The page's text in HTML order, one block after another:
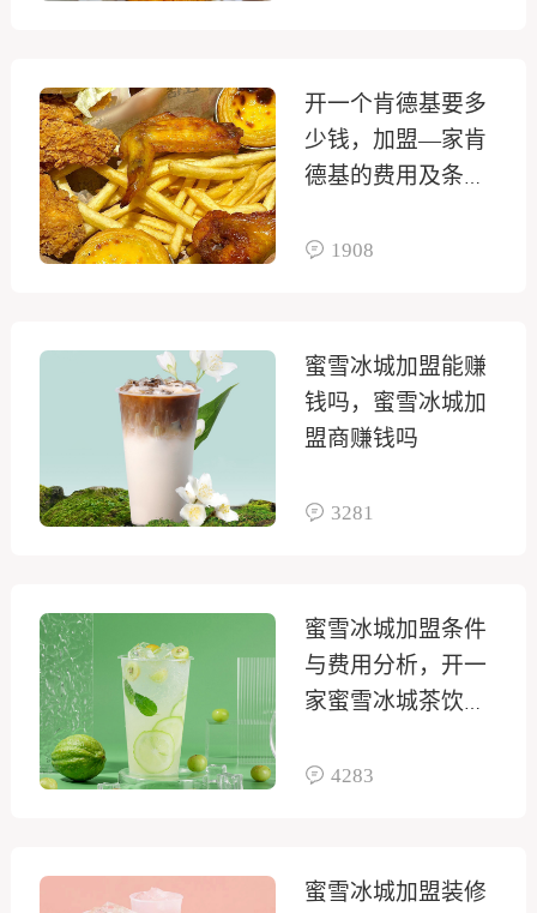
开一个肯德基要多
少钱，加盟—家肯
德基的费用及条件
1908
蜜雪冰城加盟能赚
钱吗，蜜雪冰城加
盟商赚钱吗
3281
蜜雪冰城加盟条件
与费用分析，开一
家蜜雪冰城茶饮店
4283
蜜雪冰城加盟装修